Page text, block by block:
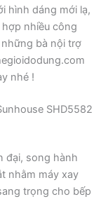
hình dáng mới lạ,
nhiều công
bà nội trợ
nhé !
SHD5582
đại, song hành
nhằm máy xay
trọng cho bếp